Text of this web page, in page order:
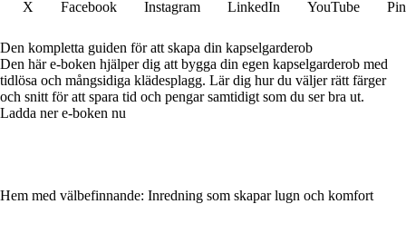
X
Facebook Instagram LinkedIn YouTube
Den kompletta guiden för att skapa din kapselgarderob
Den här e-boken hjälper dig att bygga din egen kapselgarderob med
tidlösa och mångsidiga klädesplagg. Lär dig hur du väljer rätt färger
och snitt för att spara tid och pengar samtidigt som du ser bra ut.
Ladda ner e-boken nu
Hem med välbefinnande: Inredning som skapar lugn och komfort